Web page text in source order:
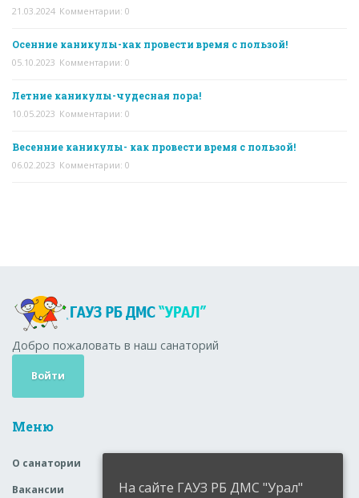
21.03.2024 Комментарии: 0
Осенние каникулы-как провести время с пользой!
05.10.2023 Комментарии: 0
Летние каникулы-чудесная пора!
10.05.2023 Комментарии: 0
Весенние каникулы- как провести время с пользой!
06.02.2023 Комментарии: 0
Добро пожаловать в наш санаторий
Войти
Меню
О санатории
Вакансии
На сайте ГАУЗ РБ ДМС "Урал"